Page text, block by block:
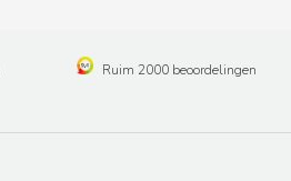
Ruim 2000 beoordelingen